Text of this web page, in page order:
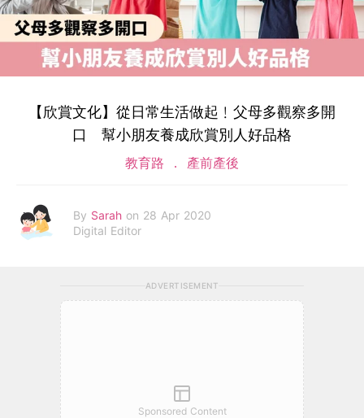
【欣賞文化】從日常生活做起﹗父母多觀察多開
口 幫小朋友養成欣賞別人好品格
教育路 產前產後
By Sarah on 28 Apr 2020
Digital Editor
ADVERTISEMENT
Sponsored Content